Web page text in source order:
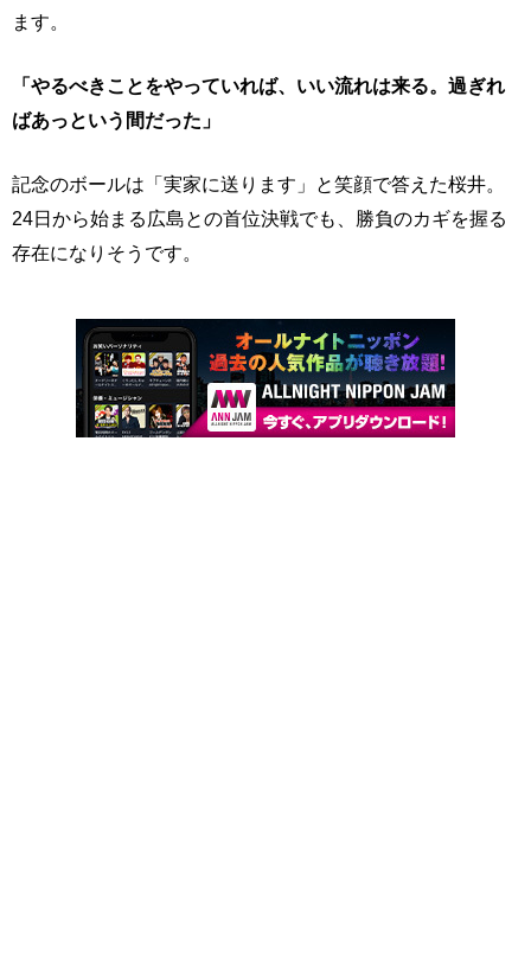
ます。
「やるべきことをやっていれば、いい流れは来る。過ぎれ
ばあっという間だった」
記念のボールは「実家に送ります」と笑顔で答えた桜井。
24日から始まる広島との首位決戦でも、勝負のカギを握る
存在になりそうです。